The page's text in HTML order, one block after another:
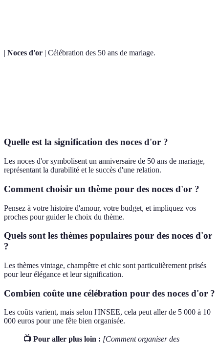
| Noces d'or | Célébration des 50 ans de mariage.
Quelle est la signification des noces d'or ?
Les noces d'or symbolisent un anniversaire de 50 ans de mariage,
représentant la durabilité et le succès d'une relation.
Comment choisir un thème pour des noces d'or ?
Pensez à votre histoire d'amour, votre budget, et impliquez vos
proches pour guider le choix du thème.
Quels sont les thèmes populaires pour des noces d'or
?
Les thèmes vintage, champêtre et chic sont particulièrement prisés
pour leur élégance et leur signification.
Combien coûte une célébration pour des noces d'or ?
Les coûts varient, mais selon l'INSEE, cela peut aller de 5 000 à 10
000 euros pour une fête bien organisée.
📺 Pour aller plus loin : [Comment organiser des